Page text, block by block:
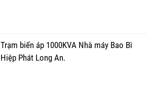
Trạm biến áp 1000KVA Nhà máy Bao Bì
Hiệp Phát Long An.